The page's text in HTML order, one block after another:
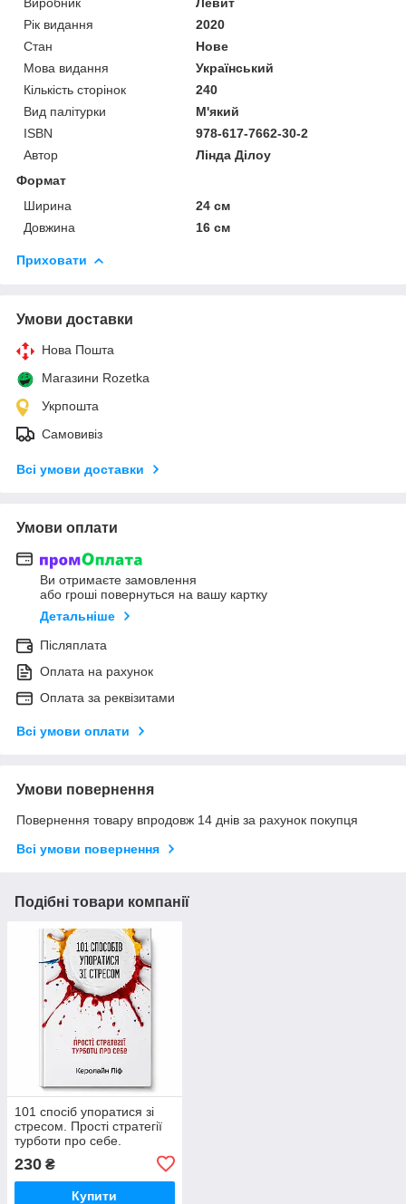
Рік видання
2020
Стан
Нове
Мова видання
Український
Кількість сторінок
240
Вид палітурки
М'який
ISBN
978-617-7662-30-2
Автор
Лінда Ділоу
Формат
Ширина
24 см
Довжина
16 см
Приховати
Умови доставки
Нова Пошта
Магазини Rozetka
Укрпошта
Самовивіз
Всі умови доставки
Умови оплати
Ви отримаєте замовлення
або гроші повернуться на вашу картку
Детальніше
Післяплата
Оплата на рахунок
Оплата за реквізитами
Всі умови оплати
Умови повернення
Повернення товару впродовж 14 днів за рахунок покупця
Всі умови повернення
Подібні товари компанії
101 спосіб упоратися зі
стресом. Прості стратегії
турботи про себе.
230 ₴
Купити